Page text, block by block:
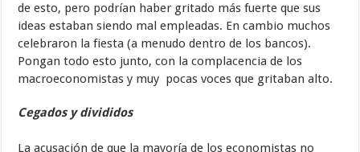
de esto, pero podrían haber gritado más fuerte que sus
ideas estaban siendo mal empleadas. En cambio muchos
celebraron la fiesta (a menudo dentro de los bancos).
Pongan todo esto junto, con la complacencia de los
macroeconomistas y muy pocas voces que gritaban alto.
Cegados y divididos
La acusación de que la mayoría de los economistas no